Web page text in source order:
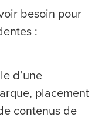
besoin pour
:
d’une
placement
contenus de